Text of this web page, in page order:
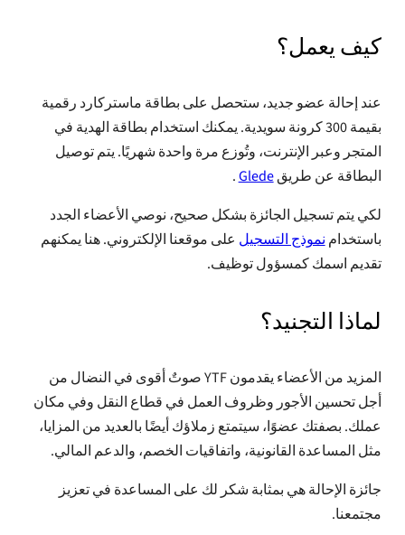
كيف يعمل؟
عند إحالة عضو جديد، ستحصل على بطاقة ماستركارد رقمية
بقيمة 300 كرونة سويدية. يمكنك استخدام بطاقة الهدية في
المتجر وعبر الإنترنت، وتُوزع مرة واحدة شهريًا. يتم توصيل
البطاقة عن طريقGlede
.
لكي يتم تسجيل الجائزة بشكل صحيح، نوصي الأعضاء الجدد
باستخدام نموذج التسجيل على موقعنا الإلكتروني. هنا يمكنهم
تقديم اسمك كمسؤول توظيف.
لماذا التجنيد؟
المزيد من الأعضاء يقدمون YTF صوتٌ أقوى في النضال من
أجل تحسين الأجور وظروف العمل في قطاع النقل وفي مكان
عملك. بصفتك عضوًا، سيتمتع زملاؤك أيضًا بالعديد من المزايا،
مثل المساعدة القانونية، واتفاقيات الخصم، والدعم المالي.
جائزة الإحالة هي بمثابة شكر لك على المساعدة في تعزيز
مجتمعنا.